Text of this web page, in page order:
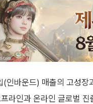
인바운드) 매출의 고성
라인과 온라인 글로벌